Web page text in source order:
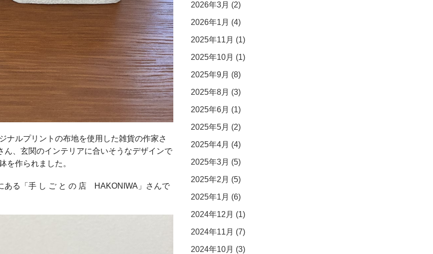
ナルプリントの布地を使用した雑貨の作家さ
ん、玄関のインテリアに合いそうなデザインで
を作られました。
ある「手 し ご と の 店 HAKONIWA」さんで
2026年3月 (2)
2026年1月 (4)
2025年11月 (1)
2025年10月 (1)
2025年9月 (8)
2025年8月 (3)
2025年6月 (1)
2025年5月 (2)
2025年4月 (4)
2025年3月 (5)
2025年2月 (5)
2025年1月 (6)
2024年12月 (1)
2024年11月 (7)
2024年10月 (3)